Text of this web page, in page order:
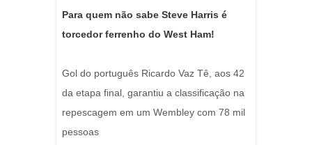
Para quem não sabe Steve Harris é
torcedor ferrenho do West Ham!
Gol do português Ricardo Vaz Tê, aos 42
da etapa final, garantiu a classificação na
repescagem em um Wembley com 78 mil
pessoas